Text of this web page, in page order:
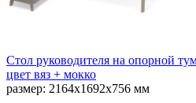
Стол руководителя на опорной
цвет вяз + мокко
размер: 2164x1692x756 мм